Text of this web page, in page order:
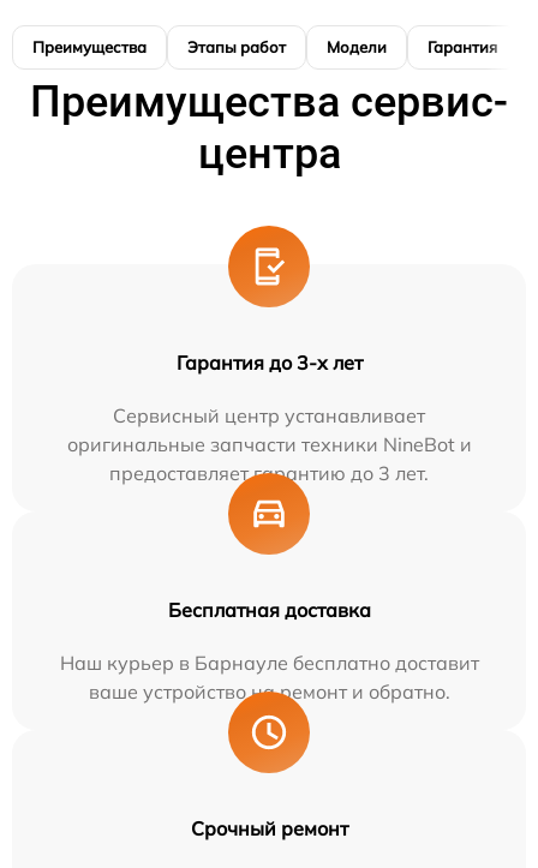
Преимущества Этапы работ Модели Гарантия
Преимущества сервис-
центра
Гарантия до 3-х лет
Сервисный центр устанавливает
оригинальные запчасти техники NineBot и
предоставляет гарантию до 3 лет.
Бесплатная доставка
Наш курьер в Барнауле бесплатно доставит
ваше устройство на ремонт и обратно.
Срочный ремонт